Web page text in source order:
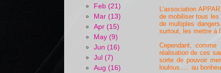
Feb (21)
Mar (13)
Apr (15)
May (9)
Jun (16)
Jul (7)
Aug (16)
L’association
de mobiliser tous
de multiples
surtout, les mettre à
Cependant,
réalisation de ces
sorte de pouvoir
loulous..... au